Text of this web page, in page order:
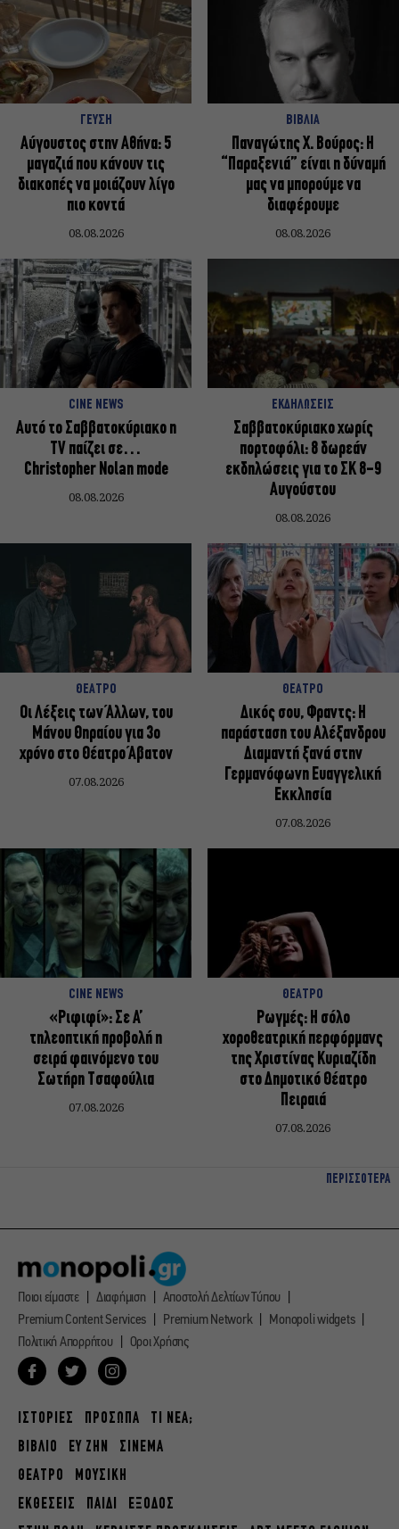
ΓΕΥΣΗ
Αύγουστος στην Αθήνα: 5
μαγαζιά που κάνουν τις
διακοπές να μοιάζουν λίγο
πιο κοντά
08.08.2026
ΒΙΒΛΙΑ
Παναγώτης Χ. Βούρος: Η
“Παραξενιά” είναι η δύναμή
μας να μπορούμε να
διαφέρουμε
08.08.2026
CINE NEWS
Αυτό το Σαββατοκύριακο η
TV παίζει σε…
Christopher Nolan mode
08.08.2026
ΕΚΔΗΛΩΣΕΙΣ
Σαββατοκύριακο χωρίς
πορτοφόλι: 8 δωρεάν
εκδηλώσεις για το ΣΚ 8-9
Αυγούστου
08.08.2026
ΘΕΑΤΡΟ
Οι Λέξεις των Άλλων, του
Μάνου Θηραίου για 3ο
χρόνο στο Θέατρο Άβατον
07.08.2026
ΘΕΑΤΡΟ
Δικός σου, Φραντς: Η
παράσταση του Αλέξανδρου
Διαμαντή ξανά στην
Γερμανόφωνη Ευαγγελική
Εκκλησία
07.08.2026
CINE NEWS
«Ριφιφί»: Σε Α’
τηλεοπτική προβολή η
σειρά φαινόμενο του
Σωτήρη Τσαφούλια
07.08.2026
ΘΕΑΤΡΟ
Ρωγμές: Η σόλο
χοροθεατρική περφόρμανς
της Χριστίνας Κυριαζίδη
στο Δημοτικό Θέατρο
Πειραιά
07.08.2026
ΠΕΡΙΣΣΟΤΕΡΑ
Ποιοι είμαστε Διαφήμιση
Αποστολή Δελτίων Τύπου
Premium Content Services
Premium Network
Monopoli widgets
Πολιτική Απορρήτου
Οροι Χρήσης
ΙΣΤΟΡΙΕΣ ΠΡΟΣΩΠΑ
ΤΙ ΝΕΑ;
ΒΙΒΛΙΟ
ΕΥ ΖΗΝ
ΣΙΝΕΜΑ
ΘΕΑΤΡΟ
ΜΟΥΣΙΚΗ
ΕΚΘΕΣΕΙΣ
ΠΑΙΔΙ
ΕΞΟΔΟΣ